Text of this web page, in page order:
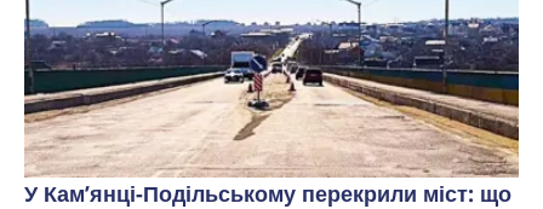
У Кам’янці-Подільському перекрили міст: що